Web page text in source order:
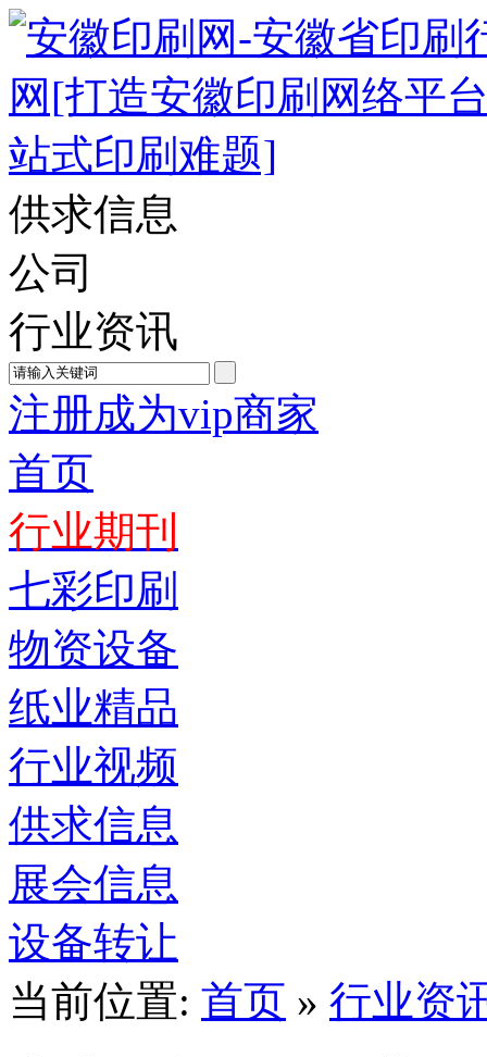
供求信息
公司
行业资讯
注册成为vip商家
首页
行业期刊
七彩印刷
物资设备
纸业精品
行业视频
供求信息
展会信息
设备转让
当前位置: 首页 » 行业资